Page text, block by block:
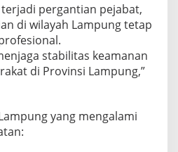
e
r
g
a
n
t
pergantian pejabat,
di wilayah Lampung tetap
stabilitas keamanan
di Provinsi Lampung,”
yang mengalami